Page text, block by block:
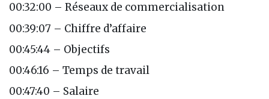
00:32:00 – Réseaux de commercialisation
00:39:07 – Chiffre d’affaire
00:45:44 – Objectifs
00:46:16 – Temps de travail
00:47:40 – Salaire